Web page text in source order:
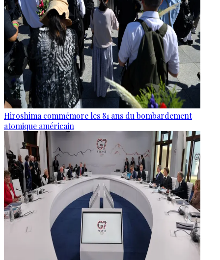
Hiroshima commémore les 81 ans du bombardement
atomique américain